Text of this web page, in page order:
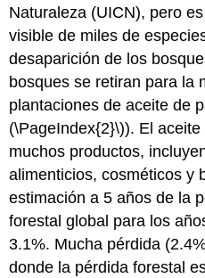
Naturaleza (UICN), pero
visible de miles de
desaparición de los
bosques se retiran para la
plantaciones de aceite de
(\PageIndex{2}\)). El
muchos productos,
alimenticios, cosméticos y
estimación a 5 años de la
forestal global para los
3.1%. Mucha pérdida
donde la pérdida forestal